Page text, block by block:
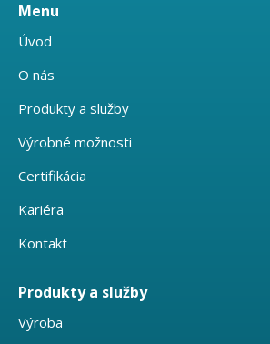
Menu
Úvod
O nás
Produkty a služby
Výrobné možnosti
Certifikácia
Kariéra
Kontakt
Produkty a služby
Výroba